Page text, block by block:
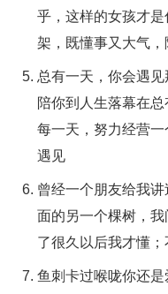
乎，这样的女孩才
架，既懂事又大气
总有一天，你会遇
陪你到人生落幕在
每一天，努力经营
遇见
曾经一个朋友给我
面的另一个棵树，
了很久以后我才懂
鱼刺卡过喉咙你还